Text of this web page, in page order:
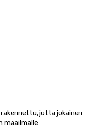
jotta jokainen
maailmalle